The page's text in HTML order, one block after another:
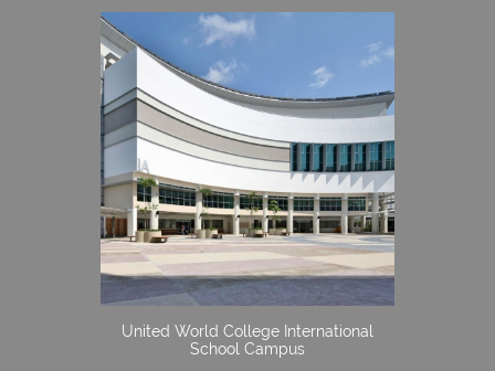
United World College International
School Campus